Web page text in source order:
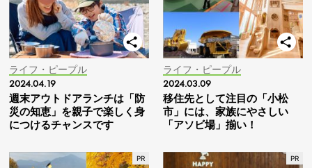
ライフ・ピープル
2024.04.19
週末アウトドアランチは「防
災の知恵」を親子で楽しく身
につけるチャンスです
ライフ・ピープル
2024.03.09
移住先として注目の「小松
市」には、家族にやさしい
「アソビ場」揃い！